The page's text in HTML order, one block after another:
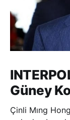
Güney
Çinli Mıng